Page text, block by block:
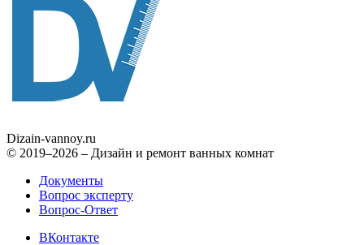
Dizain-vannoy.ru
© 2019–2026 – Дизайн и ремонт ванных комнат
Документы
Вопрос эксперту
Вопрос-Ответ
ВКонтакте